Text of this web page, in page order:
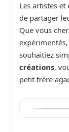
Les artistes
de partager
Que vous
souhaitiez
créations,
petit frère